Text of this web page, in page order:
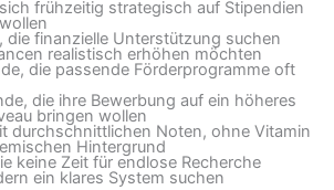
frühzeitig strategisch auf Stipendien
die finanzielle Unterstützung suchen
realistisch erhöhen möchten
die passende Förderprogramme oft
die ihre Bewerbung auf ein höheres
bringen wollen
durchschnittlichen Noten, ohne Vitamin
Hintergrund
keine Zeit für endlose Recherche
ein klares System suchen